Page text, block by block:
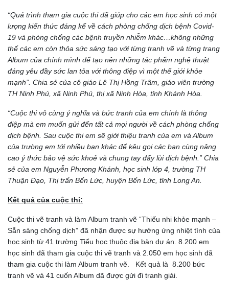
“Quá trình tham gia cuộc thi đã giúp cho các em học sinh có một
lượng kiến thức đáng kể về cách phòng chống dịch bệnh Covid-
19 và phòng chống các bệnh truyền nhiễm khác…không những
thế các em còn thỏa sức sáng tạo với từng tranh vẽ và từng trang
Album của chính mình để tạo nên những tác phẩm nghệ thuật
đáng yêu đầy sức lan tỏa với thông điệp vì một thế giới khỏe
mạnh”. Chia sẻ của cô giáo Lê Thị Hồng Trâm, giáo viên trường
TH Ninh Phú, xã Ninh Phú, thị xã Ninh Hòa, tỉnh Khánh Hòa.
“Cuộc thi vô cùng ý nghĩa và bức tranh của em chính là thông
điệp mà em muốn gửi đến tất cả mọi người về cách phòng chống
dịch bệnh. Sau cuộc thi em sẽ giới thiệu tranh của em và Album
của trường em tới nhiều bạn khác để kêu gọi các bạn cùng nâng
cao ý thức bảo vệ sức khoẻ và chung tay đẩy lùi dịch bệnh.” Chia
sẻ của em Nguyễn Phương Khánh, học sinh lớp 4, trường TH
Thuận Đạo, Thị trấn Bến Lức, huyện Bến Lức, tỉnh Long An.
Kết quả của cuộc thi:
Cuộc thi vẽ tranh và làm Album tranh vẽ “Thiếu nhi khỏe mạnh –
Sẵn sàng chống dịch” đã nhận được sự hưởng ứng nhiệt tình của
học sinh từ 41 trường Tiểu học thuộc địa bàn dự án. 8.200 em
học sinh đã tham gia cuộc thi vẽ tranh và 2.050 em học sinh đã
tham gia cuộc thi làm Album tranh vẽ. Kểt quả là 8.200 bức
tranh vẽ và 41 cuốn Album dã được gửi đi tranh giải.